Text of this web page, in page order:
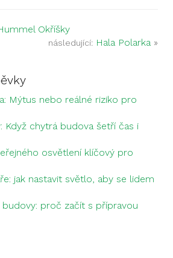
Okříšky
následující: Hala Polarka»
Mýtus nebo reálné riziko pro
Když chytrá budova šetří čas i
osvětlení klíčový pro
jak nastavit světlo, aby se lidem
budovy: proč začít s přípravou